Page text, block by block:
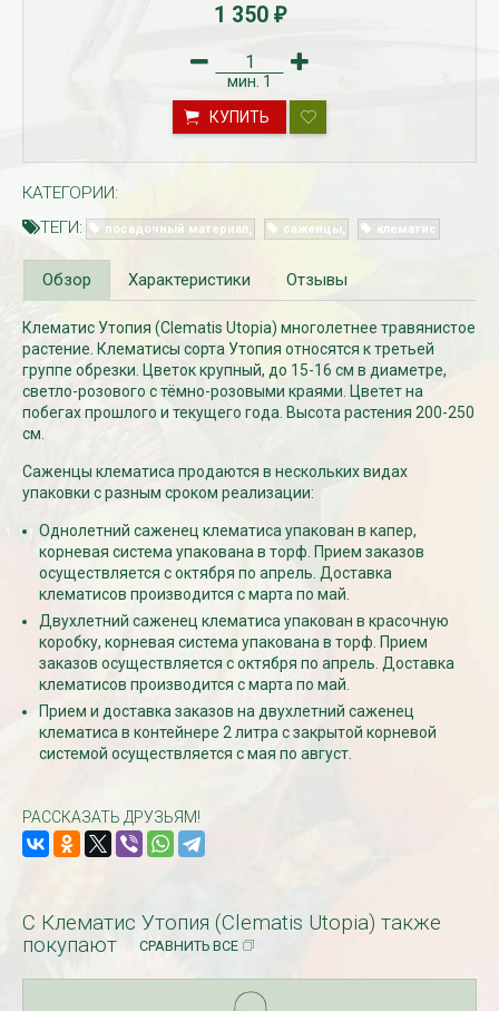
Рассада Незабудка
340 ₽
ШПАЛЕРЫ И ДР.
Дата:
товаров на сумму от 1000 руб. с
16 марта по 31 марта 2024...
ЧИТАТЬ ДАЛЕЕ →
Дата:29.02.2024
марта по 10...
1 350 ₽
мин. 1
КУПИТЬ
КАТЕГОРИИ:
ТЕГИ:
посадочный материал саженцы клематис
Обзор Характеристики Отзывы
Клематис Утопия (Clematis Utopia) многолетнее травянистое
растение. Клематисы сорта Утопия относятся к третьей
группе обрезки. Цветок крупный, до 15-16 см в диаметре,
светло-розового с тёмно-розовыми краями. Цветет на
побегах прошлого и текущего года. Высота растения 200-250
см.
Саженцы клематиса продаются в нескольких видах
упаковки с разным сроком реализации:
Однолетний саженец клематиса упакован в капер,
корневая система упакована в торф. Прием заказов
осуществляется с октября по апрель. Доставка
клематисов производится с марта по май.
Двухлетний саженец клематиса упакован в красочную
коробку, корневая система упакована в торф. Прием
заказов осуществляется с октября по апрель. Доставка
клематисов производится с марта по май.
Прием и доставка заказов на двухлетний саженец
клематиса в контейнере 2 литра с закрытой корневой
системой осуществляется с мая по август.
РАССКАЗАТЬ ДРУЗЬЯМ!
С Клематис Утопия (Clematis Utopia) также
покупают
СРАВНИТЬ ВСЕ